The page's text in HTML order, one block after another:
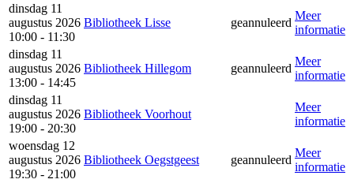
dinsdag 11
augustus 2026
10:00 - 11:30
Bibliotheek Lisse geannuleerd
Meer
informatie
dinsdag 11
augustus 2026
13:00 - 14:45
Bibliotheek Hillegom geannuleerd
Meer
informatie
dinsdag 11
augustus 2026
19:00 - 20:30
Bibliotheek Voorhout
Meer
informatie
woensdag 12
augustus 2026
19:30 - 21:00
Bibliotheek Oegstgeest geannuleerd
Meer
informatie